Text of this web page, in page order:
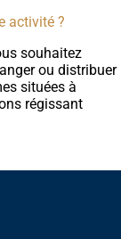
activité ?
souhaitez
ou distribuer
situées à
régissant